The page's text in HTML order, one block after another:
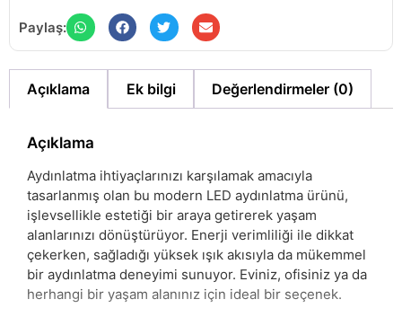
Paylaş:
Açıklama Ek bilgi Değerlendirmeler (0)
Açıklama
Aydınlatma ihtiyaçlarınızı karşılamak amacıyla
tasarlanmış olan bu modern LED aydınlatma ürünü,
işlevsellikle estetiği bir araya getirerek yaşam
alanlarınızı dönüştürüyor. Enerji verimliliği ile dikkat
çekerken, sağladığı yüksek ışık akısıyla da mükemmel
bir aydınlatma deneyimi sunuyor. Eviniz, ofisiniz ya da
herhangi bir yaşam alanınız için ideal bir seçenek.